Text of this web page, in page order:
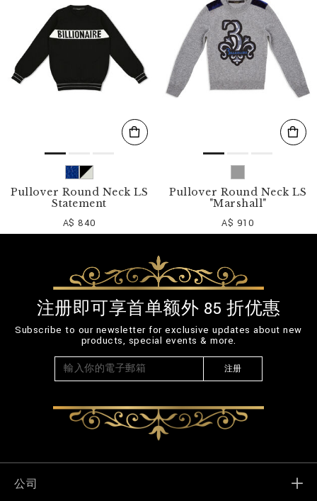
Pullover Round Neck LS
Statement
A$ 840
Pullover Round Neck LS
"Marshall"
A$ 910
注册即可享首单额外 85 折优惠
Subscribe to our newsletter for exclusive updates about new
products, special events & more.
注册
公司